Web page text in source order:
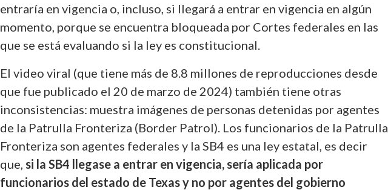
entraría en vigencia o, incluso, si llegará a entrar en vigencia en algún
momento, porque se encuentra bloqueada por Cortes federales en las
que se está evaluando si la ley es constitucional.
El video viral (que tiene más de 8.8 millones de reproducciones desde
que fue publicado el 20 de marzo de 2024) también tiene otras
inconsistencias: muestra imágenes de personas detenidas por agentes
de la Patrulla Fronteriza (Border Patrol). Los funcionarios de la Patrulla
Fronteriza son agentes federales y la SB4 es una ley estatal, es decir
que, si la SB4 llegase a entrar en vigencia, sería aplicada por
funcionarios del estado de Texas y no por agentes del gobierno